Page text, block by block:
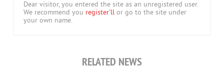
Dear visitor, you entered the site as an unregistered user.
We recommend you register'll or go to the site under
your own name.
RELATED NEWS